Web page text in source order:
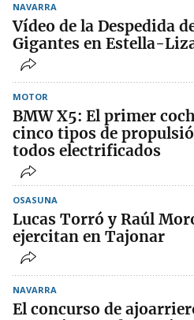
NAVARRA
Vídeo de la Despedida
Gigantes en Estella-
MOTOR
BMW X5: El primer
cinco tipos de
todos electrificados
OSASUNA
Lucas Torró y Raúl
ejercitan en Tajonar
NAVARRA
El concurso de